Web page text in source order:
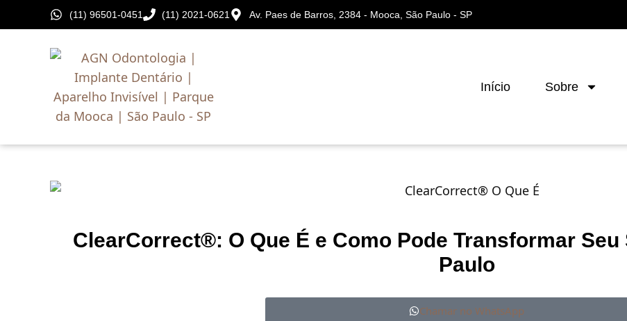
(11) 96501-0451 (11) 2021-0621 Av. Paes de Barros, 2384 - Mooca, São Paulo - SP
Início Sobre
ClearCorrect®: O Que É e Como Pode Transformar
Paulo
Chamar no WhatsApp